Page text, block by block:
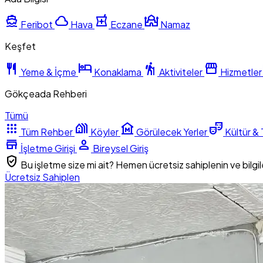
directions_boat Feribot cloud Hava local_pharmacy EczanemosqueNamaz
Keşfet
restaurant Yeme & İçme hotel Konaklama hiking Aktiviteler storefront Hizmetler
Gökçeada Rehberi
Tümü
apps Tüm Rehber holiday_village Köyler museum Görülecek Yerlertheater_comedy Kültür &
store İşletme Girişi person Bireysel Giriş
verified_user Bu işletme size mi ait? Hemen ücretsiz sahiplenin ve
Ücretsiz Sahiplen